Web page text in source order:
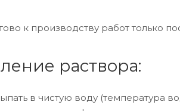
к производству работ только
раствора:
в чистую воду (температура